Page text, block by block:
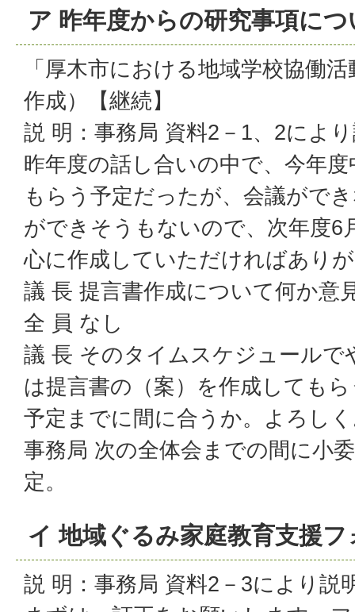
ア 昨年度からの研究事項につ
「厚木市における地域学校協働
作成）【継続】
説 明：事務局 資料2－1、2によ
昨年度の話し合いの中で、今年
もらう予定だったが、会議がで
ができそうもないので、次年度6
心に作成していただければあり
議 長 提言書作成について何か意
全 員 なし
議 長 そのタイムスケジュールで
は提言書の（案）を作成しても
予定までに間に合うか。よろし
事務局 次の全体会までの間に小
定。
イ 地域ぐるみ家庭教育支援
説 明：事務局 資料2－3により説